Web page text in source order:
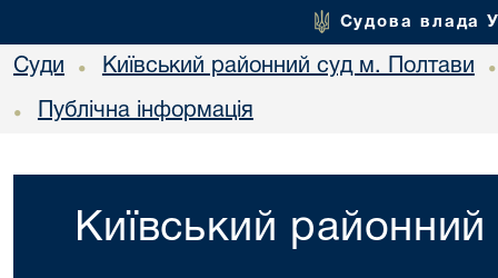
Судова влада
Суди • Київський районний суд м. Полтави •
• Публічна інформація
Київський